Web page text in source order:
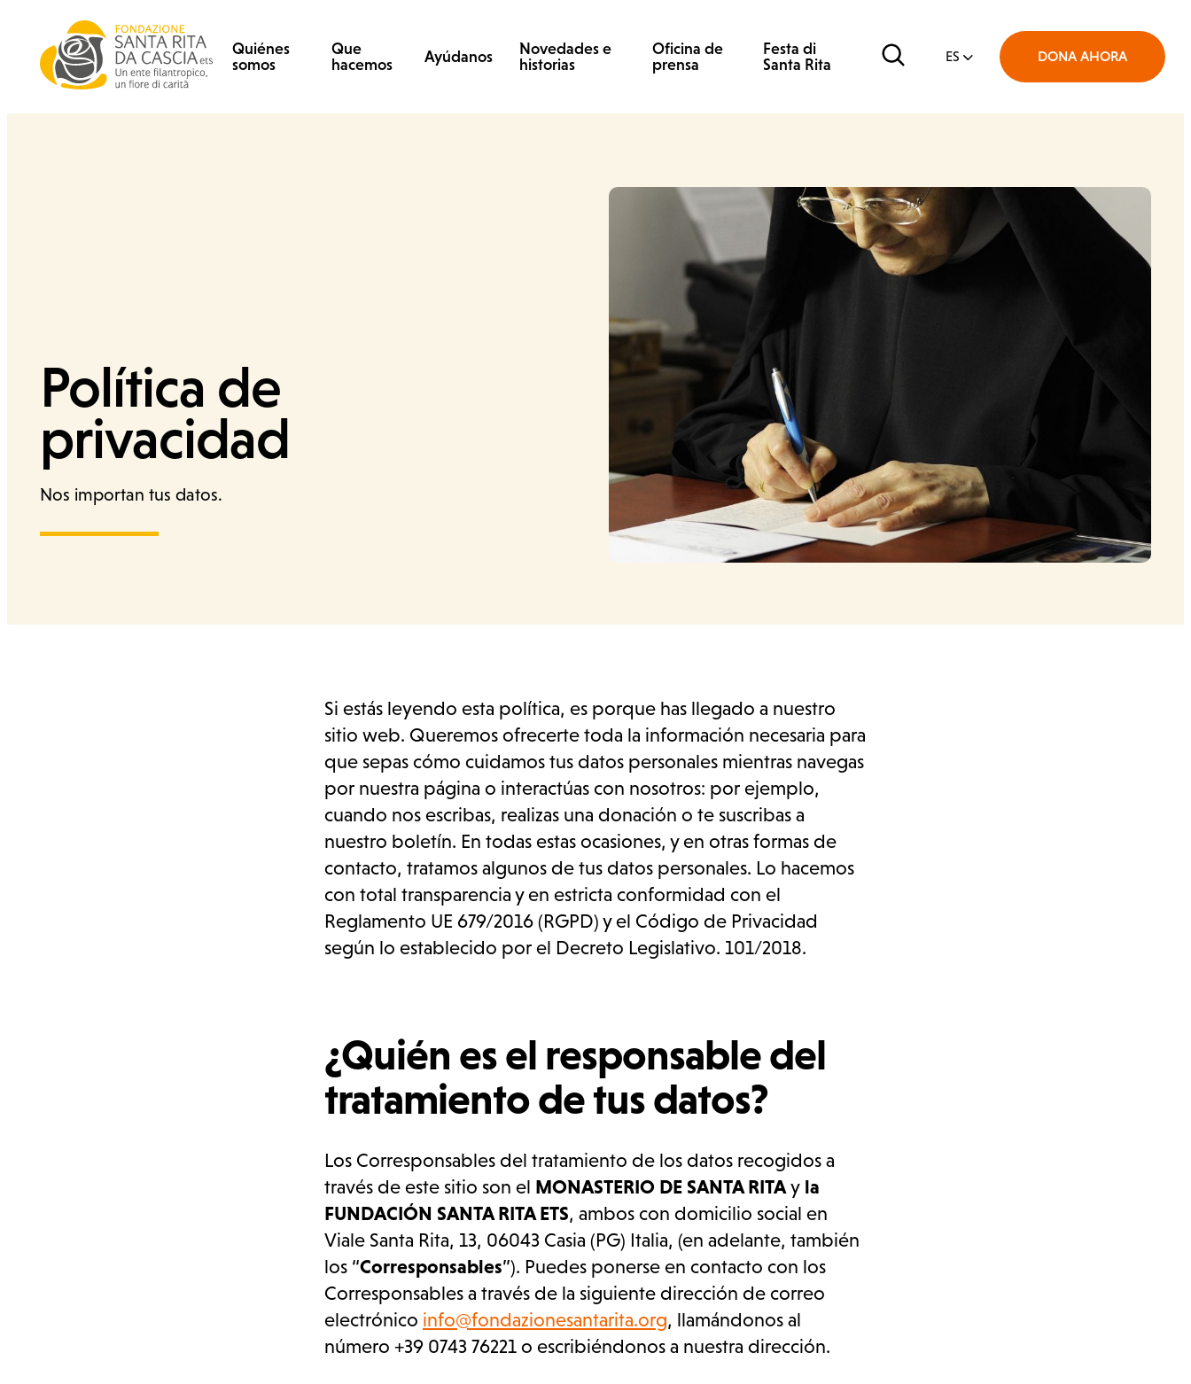
Skip to content
Quiénes
somos
Que
hacemos
Ayúdanos
Novedades e
historias
Oficina de
prensa
Festa di
Santa Rita
ES DONA AHORA
Quiénes somos
Política de
privacidad
Nos importan tus datos.
Si estás leyendo esta política, es porque has llegado a nuestro
sitio web. Queremos ofrecerte toda la información necesaria para
que sepas cómo cuidamos tus datos personales mientras navegas
por nuestra página o interactúas con nosotros: por ejemplo,
cuando nos escribas, realizas una donación o te suscribas a
nuestro boletín. En todas estas ocasiones, y en otras formas de
contacto, tratamos algunos de tus datos personales. Lo hacemos
con total transparencia y en estricta conformidad con el
Reglamento UE 679/2016 (RGPD) y el Código de Privacidad
según lo establecido por el Decreto Legislativo. 101/2018.
¿Quién es el responsable del
tratamiento de tus datos?
Los Corresponsables del tratamiento de los datos recogidos a
través de este sitio son el MONASTERIO DE SANTA RITAyla
FUNDACIÓN SANTA RITA ETS, ambos con domicilio social en
Viale Santa Rita, 13, 06043 Casia (PG) Italia, (en adelante, también
los “Corresponsables”). Puedes ponerse en contacto con los
Corresponsables a través de la siguiente dirección de correo
electrónico info@fondazionesantarita.org, llamándonos al
número +39 0743 76221 o escribiéndonos a nuestra dirección.